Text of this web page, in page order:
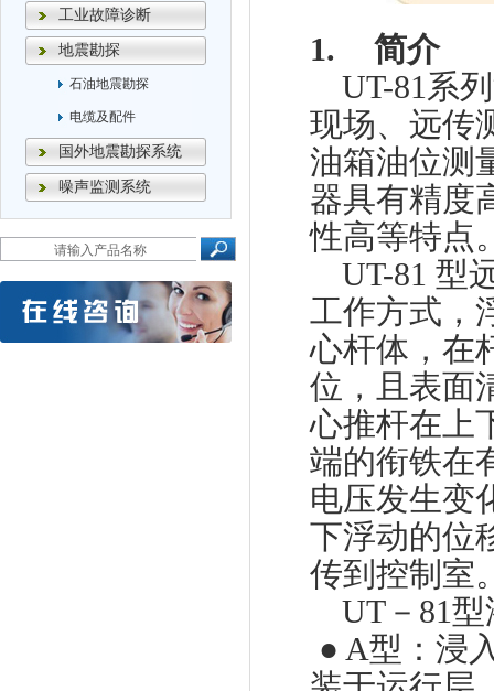
工业故障诊断
地震勘探
石油地震勘探
电缆及配件
国外地震勘探系统
噪声监测系统
1.
简介
UT-81系
现场、远传
油箱油位测
器具有精度
性高等特点
UT-81 型
工作方式，
心杆体，在
位，且表面
心推杆在上
端的衔铁在
电压发生变
下浮动的位
传到控制室
UT － 81型
● A型：浸